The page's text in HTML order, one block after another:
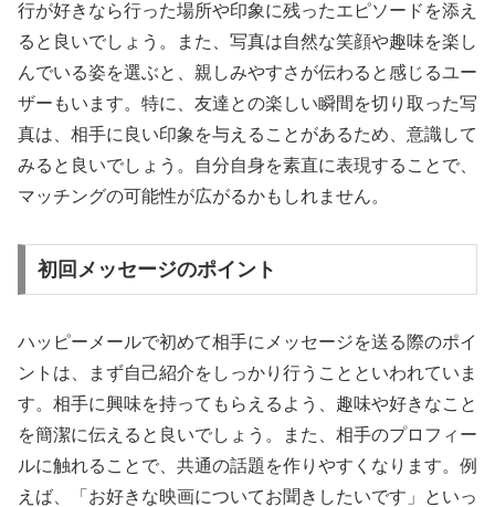
行が好きなら行った場所や印象に残ったエピソードを添え
ると良いでしょう。また、写真は自然な笑顔や趣味を楽し
んでいる姿を選ぶと、親しみやすさが伝わると感じるユー
ザーもいます。特に、友達との楽しい瞬間を切り取った写
真は、相手に良い印象を与えることがあるため、意識して
みると良いでしょう。自分自身を素直に表現することで、
マッチングの可能性が広がるかもしれません。
初回メッセージのポイント
ハッピーメールで初めて相手にメッセージを送る際のポイ
ントは、まず自己紹介をしっかり行うことといわれていま
す。相手に興味を持ってもらえるよう、趣味や好きなこと
を簡潔に伝えると良いでしょう。また、相手のプロフィー
ルに触れることで、共通の話題を作りやすくなります。例
えば、「お好きな映画についてお聞きしたいです」といっ